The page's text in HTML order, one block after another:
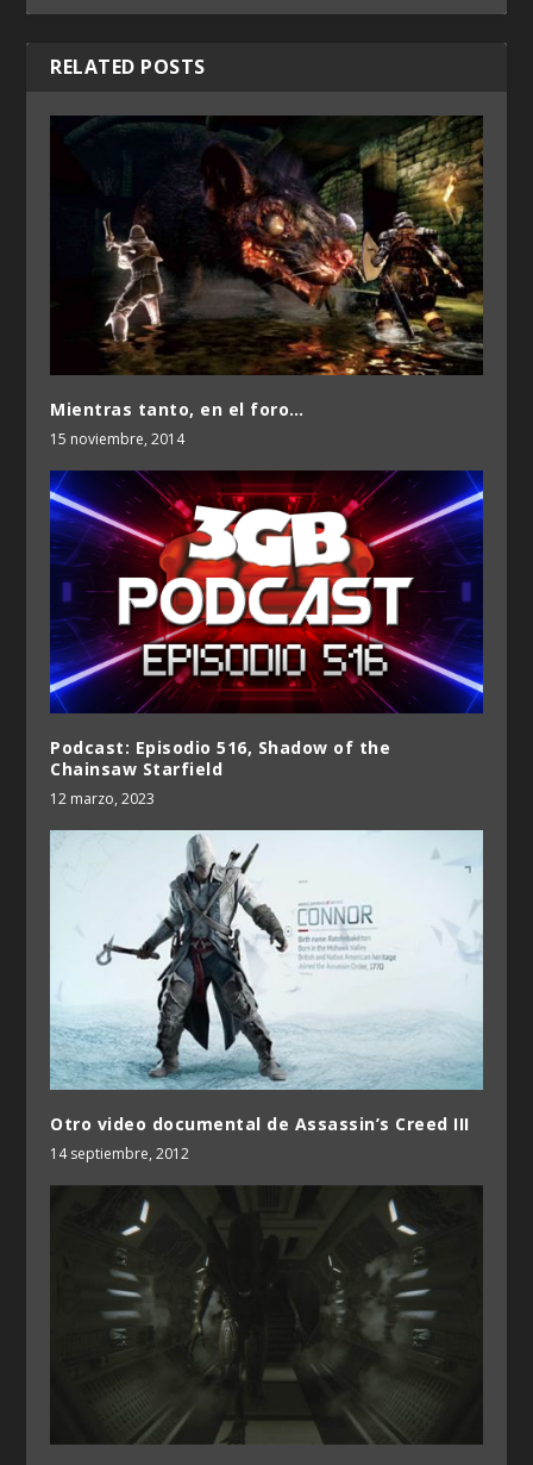
RELATED POSTS
Mientras tanto, en el foro…
15 noviembre, 2014
Podcast: Episodio 516, Shadow of the
Chainsaw Starfield
12 marzo, 2023
Otro video documental de Assassin’s Creed III
14 septiembre, 2012